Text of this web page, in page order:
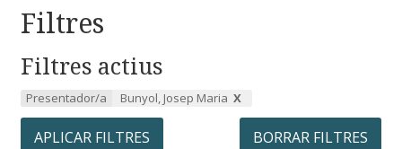
Filtres
Filtres actius
Presentador/a Bunyol, Josep Maria
APLICAR FILTRES BORRAR FILTRES